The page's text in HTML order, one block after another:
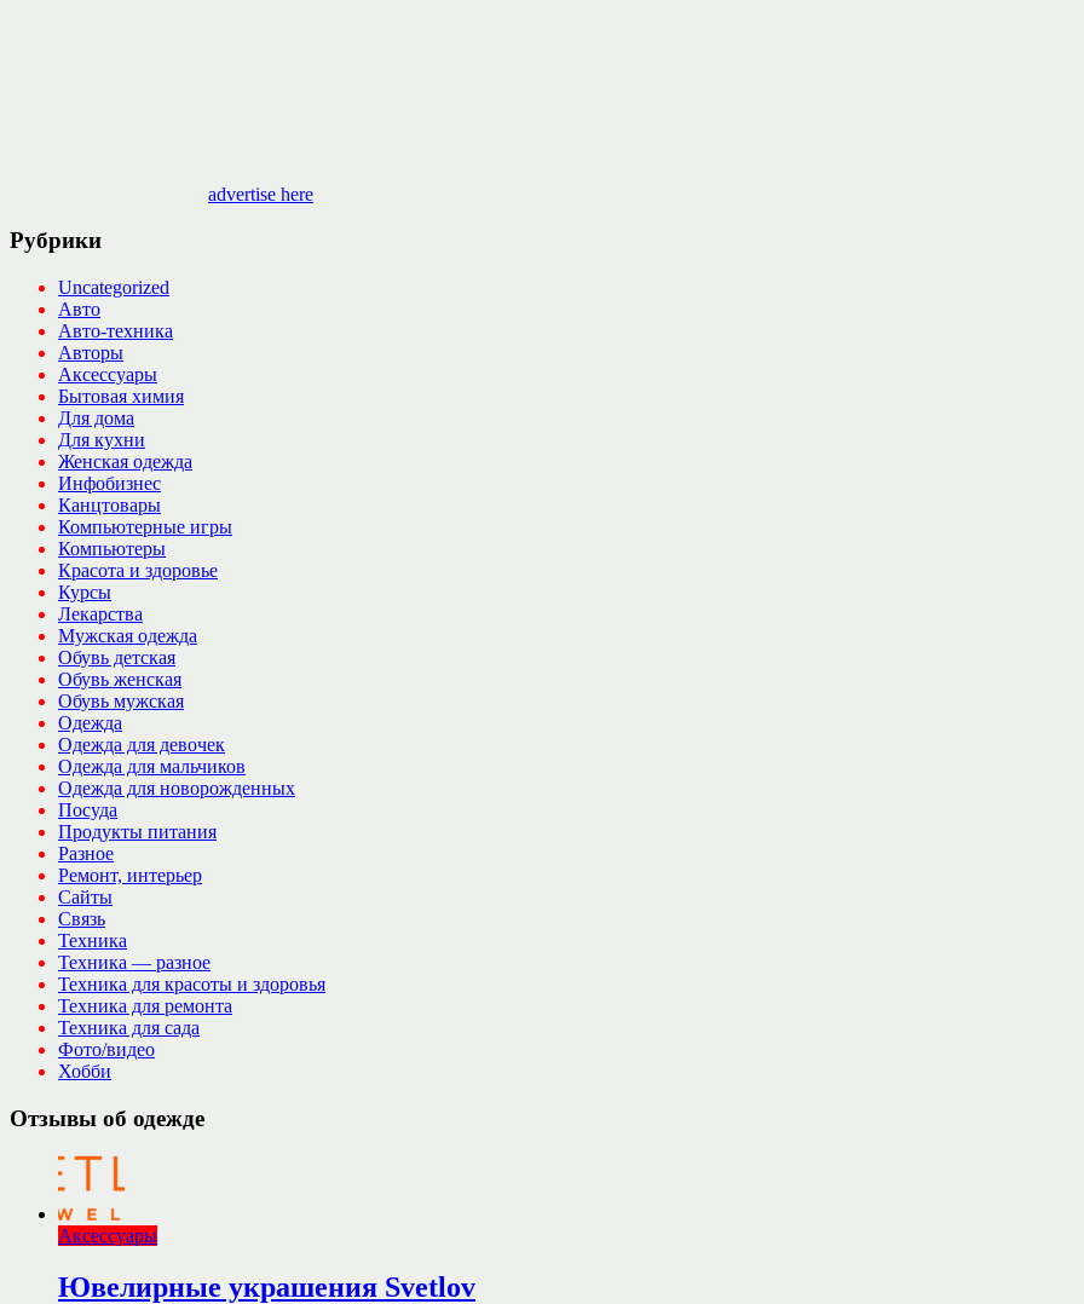
advertise here
Рубрики
Uncategorized
Авто
Авто-техника
Авторы
Аксессуары
Бытовая химия
Для дома
Для кухни
Женская одежда
Инфобизнес
Канцтовары
Компьютерные игры
Компьютеры
Красота и здоровье
Курсы
Лекарства
Мужская одежда
Обувь детская
Обувь женская
Обувь мужская
Одежда
Одежда для девочек
Одежда для мальчиков
Одежда для новорожденных
Посуда
Продукты питания
Разное
Ремонт, интерьер
Сайты
Связь
Техника
Техника — разное
Техника для красоты и здоровья
Техника для ремонта
Техника для сада
Фото/видео
Хобби
Отзывы об одежде
Аксессуары
Ювелирные украшения Svetlov